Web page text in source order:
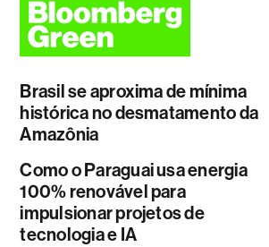
Brasil se aproxima de mínima
histórica no desmatamento da
Amazônia
Como o Paraguai usa energia
100% renovável para
impulsionar projetos de
tecnologia e IA